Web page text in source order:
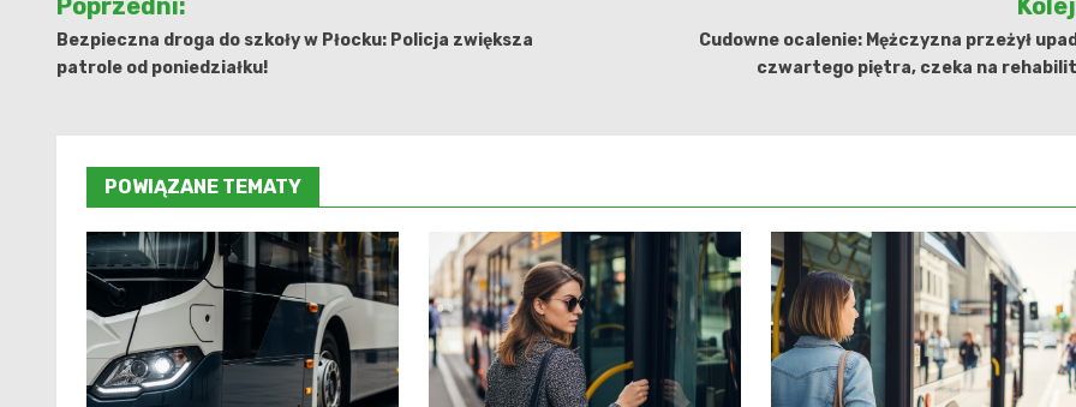
wpisu
Poprzedni:
Bezpieczna droga do szkoły w Płocku: Policja zwiększa
patrole od poniedziałku!
Cudowne ocalenie: Mężczyzna przeżył
czwartego piętra, czeka na
POWIĄZANE TEMATY